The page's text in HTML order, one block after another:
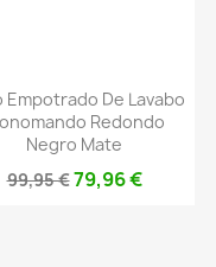
Empotrado De Lavabo
Redondo
Negro Mate
99,95 €79,96 €